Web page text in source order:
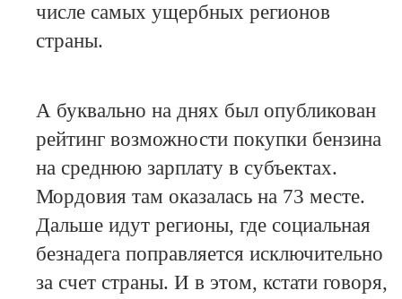
числе самых ущербных регионов
страны.
А буквально на днях был опубликован
рейтинг возможности покупки бензина
на среднюю зарплату в субъектах.
Мордовия там оказалась на 73 месте.
Дальше идут регионы, где социальная
безнадега поправляется исключительно
за счет страны. И в этом, кстати говоря,